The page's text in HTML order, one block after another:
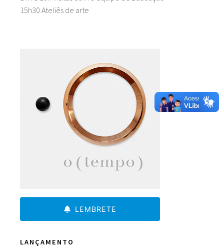
15h30 Ateliês de arte
LEMBRETE
LANÇAMENTO